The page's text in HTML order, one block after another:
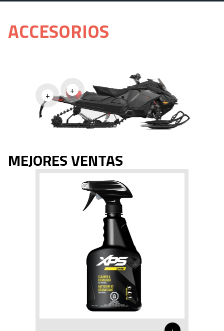
ACCESORIOS
+ +
MEJORES VENTAS